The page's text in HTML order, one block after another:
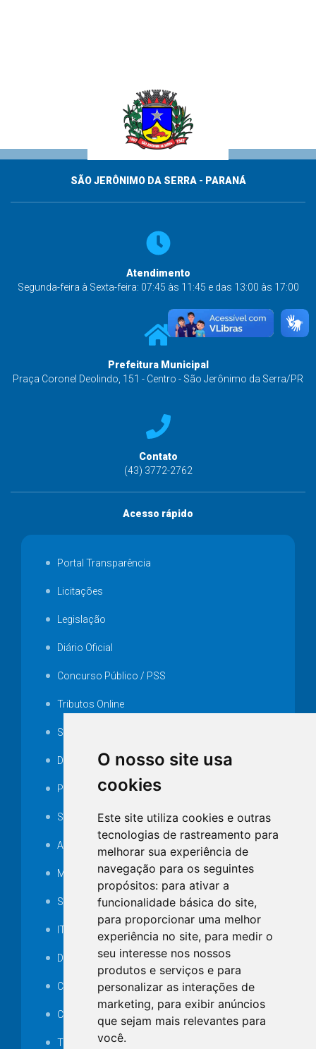
O nosso site usa
cookies
Este site utiliza cookies e outras
tecnologias de rastreamento para
melhorar sua experiência de
navegação para os seguintes
propósitos: para ativar a
funcionalidade básica do site,
para proporcionar uma melhor
experiência no site, para medir o
seu interesse nos nossos
produtos e serviços e para
personalizar as interações de
marketing, para exibir anúncios
que sejam mais relevantes para
você.
SÃO JERÔNIMO DA SERRA - PARANÁ
Atendimento
Segunda-feira à Sexta-feira: 07:45 às 11:45 e das 13:00 às 17:00
Prefeitura Municipal
Praça Coronel Deolindo, 151 - Centro - São Jerônimo da Serra/PR
Contato
(43) 3772-2762
Acesso rápido
Portal Transparência
Licitações
Legislação
Diário Oficial
Concurso Público / PSS
Tributos Online
Serviços ISS-E
Decretos
Portarias
SAMAE
Audiência pública
MANUTENÇÃO DE ILUMINAÇÃO PÚBLICA
Serviços Técnicos TI
ITR
Desapropriações
Catalogo Eletrônico de Padronização
Consórcios Municipais
Telefones Úteis